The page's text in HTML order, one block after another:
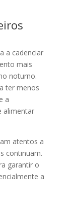
a cadenciar
mais
noturno.
ter menos
a
alimentar
atentos a
continuam.
garantir o
a